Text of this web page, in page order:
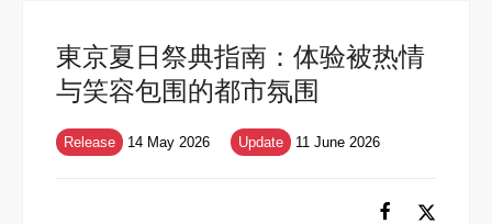
東京夏日祭典指南：体验被热情
与笑容包围的都市氛围
Release 14 May 2026 Update 11 June 2026